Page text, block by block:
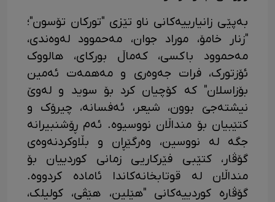
بەپێی زانیارییەکانی ناو تێزی "تورکان تۆسون"؛
"زنار خامۆ، موراد جوان، مەحموود لەوەندی،
مەحموود باکسی، کەماڵ بورکای، هالووک
ئۆزتورک، فرات جەوەری و مەهمەت ئەمین
بۆزاسلان" کە کۆچیان کرد بۆ سوید و لەوێ
نیشتەجێ بوون، شیعر، ئەفسانە، چیرۆک و
کتێبیان بۆ منداڵان نووسیوە. ئەم ڕۆشنبیرانە
جگە لە نووسین، وەرگێڕان و بڵاوکردنەوەی
گۆڤار، کتێبی فێرکاریی زمانی کوردییان بۆ
منداڵان لە قوتابخانەکاندا ئامادە کردووە.
گۆڤارە کوردییەکانی "هێلین، هێڤی، کولیلک،